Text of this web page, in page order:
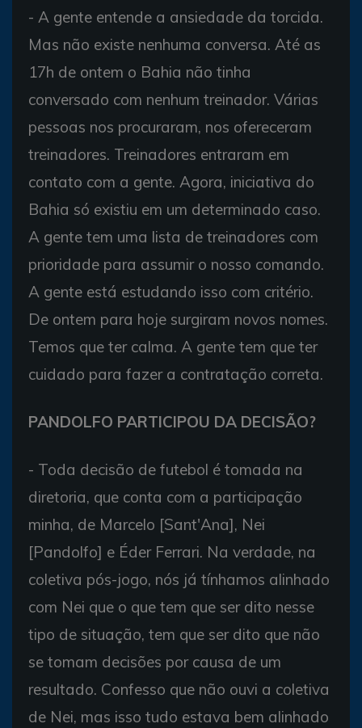
- A gente entende a ansiedade da torcida.
Mas não existe nenhuma conversa. Até as
17h de ontem o Bahia não tinha
conversado com nenhum treinador. Várias
pessoas nos procuraram, nos ofereceram
treinadores. Treinadores entraram em
contato com a gente. Agora, iniciativa do
Bahia só existiu em um determinado caso.
A gente tem uma lista de treinadores com
prioridade para assumir o nosso comando.
A gente está estudando isso com critério.
De ontem para hoje surgiram novos nomes.
Temos que ter calma. A gente tem que ter
cuidado para fazer a contratação correta.
PANDOLFO PARTICIPOU DA DECISÃO?
- Toda decisão de futebol é tomada na
diretoria, que conta com a participação
minha, de Marcelo [Sant'Ana], Nei
[Pandolfo] e Éder Ferrari. Na verdade, na
coletiva pós-jogo, nós já tínhamos alinhado
com Nei que o que tem que ser dito nesse
tipo de situação, tem que ser dito que não
se tomam decisões por causa de um
resultado. Confesso que não ouvi a coletiva
de Nei, mas isso tudo estava bem alinhado